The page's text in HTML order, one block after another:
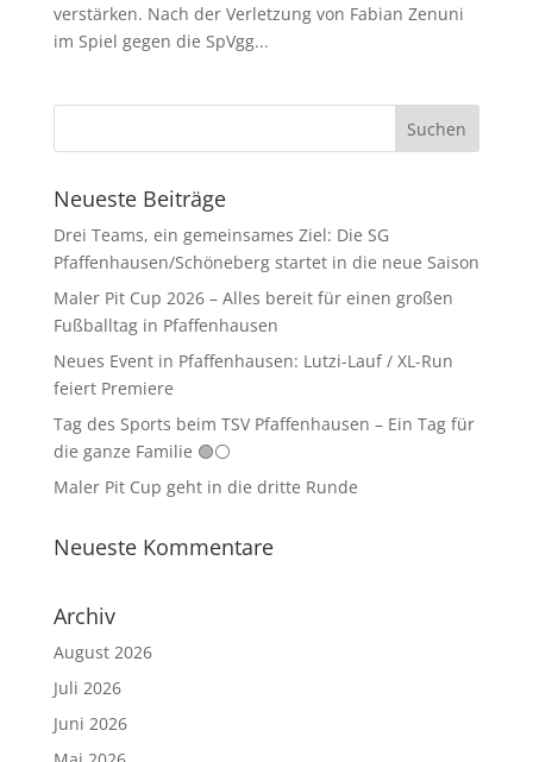
verstärken. Nach der Verletzung von Fabian Zenuni
im Spiel gegen die SpVgg...
Neueste Beiträge
Drei Teams, ein gemeinsames Ziel: Die SG
Pfaffenhausen/Schöneberg startet in die neue Saison
Maler Pit Cup 2026 – Alles bereit für einen großen
Fußballtag in Pfaffenhausen
Neues Event in Pfaffenhausen: Lutzi-Lauf / XL-Run
feiert Premiere
Tag des Sports beim TSV Pfaffenhausen – Ein Tag für
die ganze Familie 🟢⚪
Maler Pit Cup geht in die dritte Runde
Neueste Kommentare
Archiv
August 2026
Juli 2026
Juni 2026